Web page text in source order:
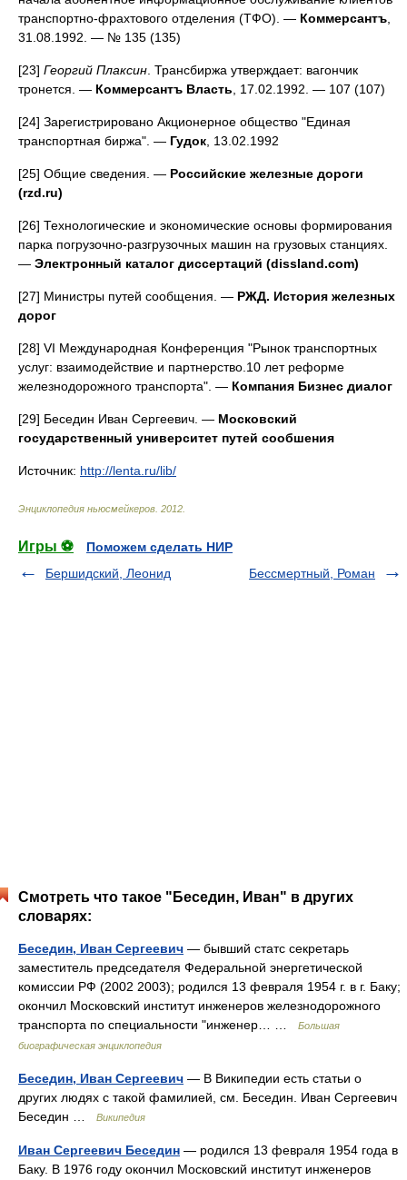
транспортно-фрахтового отделения (ТФО). — Коммерсантъ
31.08.1992. — № 135 (135)
[23] Георгий Плаксин . Трансбиржа утверждает: вагончик
тронется. — Коммерсантъ Власть , 17.02.1992. — 107 (107)
[24] Зарегистрировано Акционерное общество "Единая
транспортная биржа". — Гудок , 13.02.1992
[25] Общие сведения. — Российские железные дороги
(rzd.ru)
[26] Технологические и экономические основы формирования
парка погрузочно-разгрузочных машин на грузовых станциях.
— Электронный каталог диссертаций (dissland.com)
[27] Министры путей сообщения. — РЖД. История железных
дорог
[28] VI Международная Конференция "Рынок транспортных
услуг: взаимодействие и партнерство.10 лет реформе
железнодорожного транспорта". — Компания Бизнес диалог
[29] Беседин Иван Сергеевич. — Московский
государственный университет путей сообшения
Источник: http://lenta.ru/lib/
Энциклопедия ньюсмейкеров 2012
Игры ⚽
Поможем сделать НИР
Бершидский, Леонид
Бессмертный, Роман
Смотреть что такое "Беседин, Иван" в других
словарях:
Беседин, Иван Сергеевич — бывший статс секретарь
заместитель председателя Федеральной энергетической
комиссии РФ (2002 2003); родился 13 февраля 1954 г. в г. Баку;
окончил Московский институт инженеров железнодорожного
транспорта по специальности "инженер… …
Большая
биографическая энциклопедия
Беседин, Иван Сергеевич — В Википедии есть статьи о
других людях с такой фамилией, см. Беседин. Иван Сергеевич
Беседин …
Википедия
Иван Сергеевич Беседин — родился 13 февраля 1954 года в
Баку. В 1976 году окончил Московский институт инженеров